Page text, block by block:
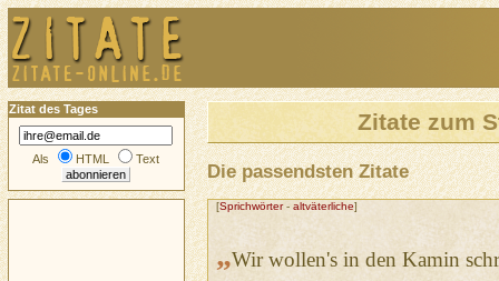
Zitate zum
Die passendsten Zitate
[Sprichwörter- altväterliche]
„Wir wollen's in den Kamin
Zitat des Tages
Als HTML Text